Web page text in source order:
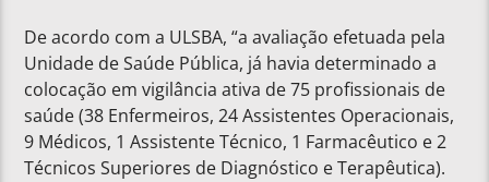
De acordo com a ULSBA, “a avaliação efetuada pela
Unidade de Saúde Pública, já havia determinado a
colocação em vigilância ativa de 75 profissionais de
saúde (38 Enfermeiros, 24 Assistentes Operacionais,
9 Médicos, 1 Assistente Técnico, 1 Farmacêutico e 2
Técnicos Superiores de Diagnóstico e Terapêutica).